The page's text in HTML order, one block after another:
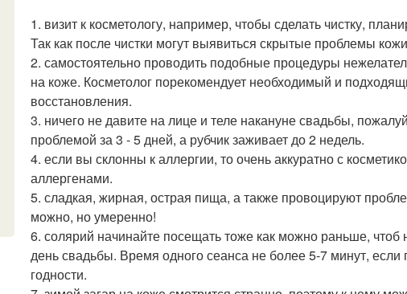
1. визит к косметологу, например, чтобы сделать чистку,
Так как после чистки могут выявиться скрытые проблемы
2. самостоятельно проводить подобные процедуры
на коже. Косметолог порекомендует необходимый и
восстановления.
3. ничего не давите на лице и теле накануне свадьбы,
проблемой за 3 - 5 дней, а рубчик заживает до 2 недель.
4. если вы склонны к аллергии, то очень аккуратно с
аллергенами.
5. сладкая, жирная, острая пища, а также провоцируют
можно, но умеренно!
6. солярий начинайте посещать тоже как можно раньше, чтоб
день свадьбы. Время одного сеанса не более 5-7 минут, если
годности.